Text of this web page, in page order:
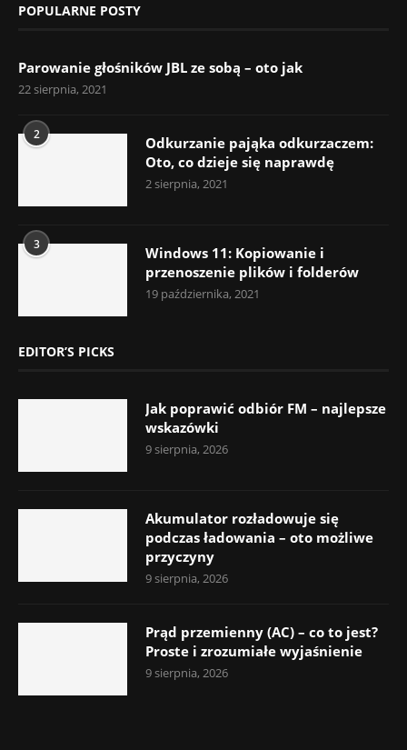
POPULARNE POSTY
Parowanie głośników JBL ze sobą – oto jak
22 sierpnia, 2021
2
Odkurzanie pająka odkurzaczem:
Oto, co dzieje się naprawdę
2 sierpnia, 2021
3
Windows 11: Kopiowanie i
przenoszenie plików i folderów
19 października, 2021
EDITOR’S PICKS
Jak poprawić odbiór FM – najlepsze
wskazówki
9 sierpnia, 2026
Akumulator rozładowuje się
podczas ładowania – oto możliwe
przyczyny
9 sierpnia, 2026
Prąd przemienny (AC) – co to jest?
Proste i zrozumiałe wyjaśnienie
9 sierpnia, 2026